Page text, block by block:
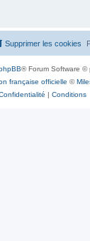
Supprimer les cookies
® Forum Software ©
française officielle ©
| Conditions